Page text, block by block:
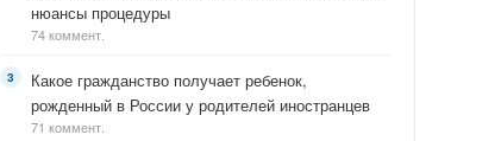
нюансы процедуры
74 коммент.
Какое гражданство получает ребенок,
рожденный в России у родителей иностранцев
71 коммент.